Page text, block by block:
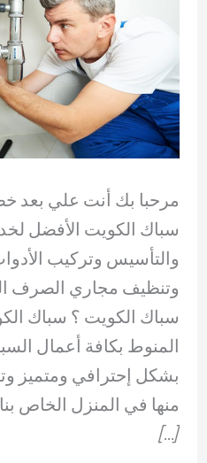
مرحبا بك أنت علي
سباك الكويت الأفضل
والتأسيس وتركيب
وتنظيف مجاري الصرف
سباك الكويت ؟ سباك
المنوط بكافة أعمال
بشكل إحترافي ومتميز
منها في المنزل الخاص
[…]